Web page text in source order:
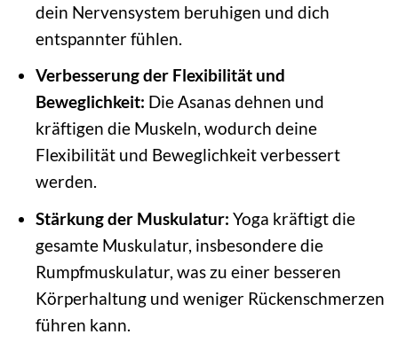
dein Nervensystem beruhigen und dich
entspannter fühlen.
Verbesserung der Flexibilität und
Beweglichkeit: Die Asanas dehnen und
kräftigen die Muskeln, wodurch deine
Flexibilität und Beweglichkeit verbessert
werden.
Stärkung der Muskulatur: Yoga kräftigt die
gesamte Muskulatur, insbesondere die
Rumpfmuskulatur, was zu einer besseren
Körperhaltung und weniger Rückenschmerzen
führen kann.